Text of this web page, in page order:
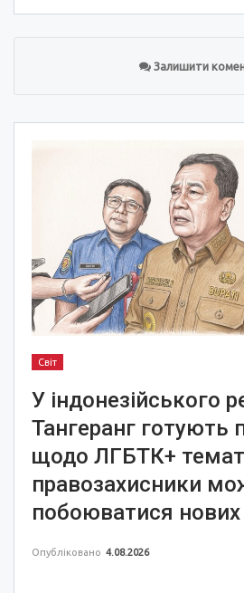
Залишити
Світ
У індонезійського
Тангеранг готують
щодо ЛГБТК+
правозахисники
побоюватися
Опубліковано 4.08.2026